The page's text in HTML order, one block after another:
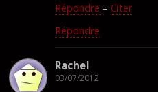
Répondre – Citer
Répondre
Rachel
03/07/2012